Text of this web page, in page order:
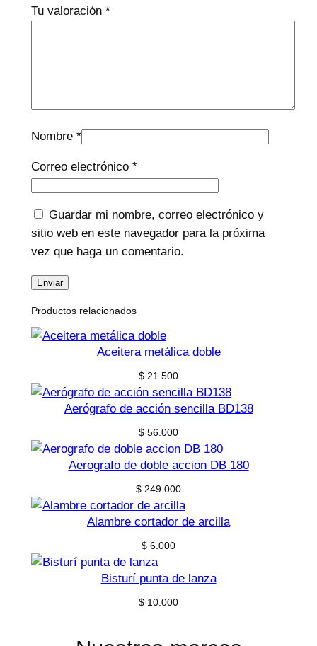
Tu valoración *
Nombre *
Correo electrónico *
Guardar mi nombre, correo electrónico y
sitio web en este navegador para la próxima
vez que haga un comentario.
Productos relacionados
Aceitera metálica doble
$ 21.500
Aerógrafo de acción sencilla BD138
$ 56.000
Aerografo de doble accion DB 180
$ 249.000
Alambre cortador de arcilla
$ 6.000
Bisturí punta de lanza
$ 10.000